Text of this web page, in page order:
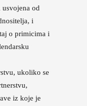
usvojena od
i
o primicima i
ukoliko se
iz koje je